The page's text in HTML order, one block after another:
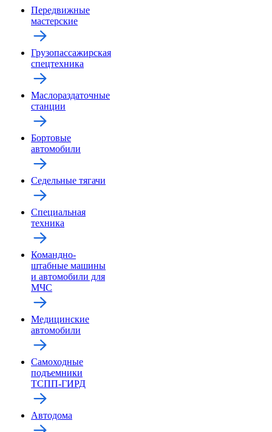
Передвижные
мастерские
Грузопассажирская
спецтехника
Маслораздаточные
станции
Бортовые
автомобили
Седельные тягачи
Специальная
техника
Командно-
штабные машины
и автомобили для
МЧС
Медицинские
автомобили
Самоходные
подъемники
ТСПП-ГИРД
Автодома